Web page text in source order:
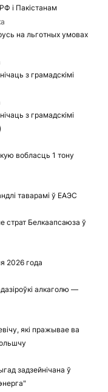
і Пакістанам
на льготных умовах
з грамадскімі
з грамадскімі
вобласць 1 тону
таварамі ў ЕАЭС
страт Белкаапсаюза ў
2026 года
алкаголю —
які пражывае ва
задзейнічана ў